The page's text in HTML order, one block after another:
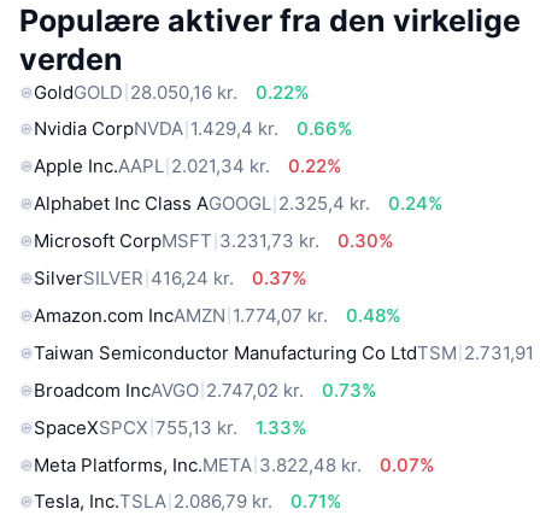
Populære aktiver fra den virkelige
verden
GoldGOLD 28.050,16 kr.
0.22%
Nvidia CorpNVDA 1.429,4 kr.
0.66%
Apple Inc.AAPL 2.021,34 kr.
0.22%
Alphabet Inc Class AGOOGL 2.325,4 kr.
0.24%
Microsoft CorpMSFT 3.231,73 kr.
0.30%
SilverSILVER 416,24 kr.
0.37%
Amazon.com IncAMZN 1.774,07 kr.
0.48%
Taiwan Semiconductor Manufacturing Co LtdTSM 2.731,91
Broadcom IncAVGO 2.747,02 kr.
0.73%
SpaceXSPCX 755,13 kr.
1.33%
Meta Platforms, Inc.META 3.822,48 kr.
0.07%
Tesla, Inc.TSLA 2.086,79 kr.
0.71%